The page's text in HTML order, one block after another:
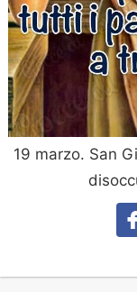
19 marzo. San